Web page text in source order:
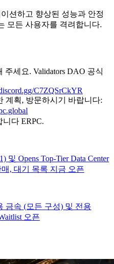
션하고 향상된 성능과 안정
모든 사용자를 격려합니다.
세요. Validators DAO 공식
C7ZQSrCkYR
계획, 방문하시기 바랍니다:
다 ERPC.
및 Opens Top-Tier Data Center
, 대기 목록 지금 오픈
금속 (모든 구성) 및 전용
오픈